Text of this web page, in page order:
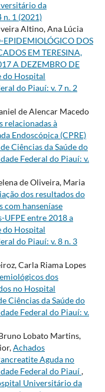
da
n. 1 (2021)
Altino, Ana Lúcia
EPIDEMIOLÓGICO DOS
EM TERESINA,
A DEZEMBRO DE
do Hospital
do Piauí: v. 7 n. 2
de Alencar Macedo
relacionadas à
Endoscópica (CPRE)
Ciências da Saúde do
Federal do Piauí: v.
de Oliveira, Maria
dos resultados do
com hanseníase
UFPE entre 2018 a
do Hospital
do Piauí: v. 8 n. 3
Carla Riama Lopes
dos
no Hospital
Ciências da Saúde do
Federal do Piauí: v.
Lobato Martins,
Achados
Aguda no
Federal do Piauí,
Universitário da